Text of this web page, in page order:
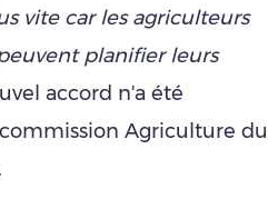
vite car les agriculteurs
planifier leurs
accord n'a été
Agriculture du